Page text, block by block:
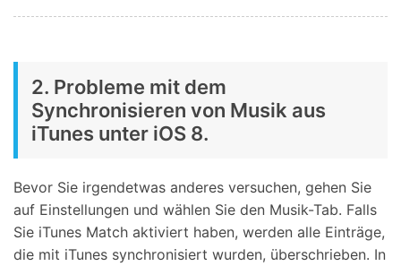
2. Probleme mit dem
Synchronisieren von Musik aus
iTunes unter iOS 8.
Bevor Sie irgendetwas anderes versuchen, gehen Sie
auf Einstellungen und wählen Sie den Musik-Tab. Falls
Sie iTunes Match aktiviert haben, werden alle Einträge,
die mit iTunes synchronisiert wurden, überschrieben. In